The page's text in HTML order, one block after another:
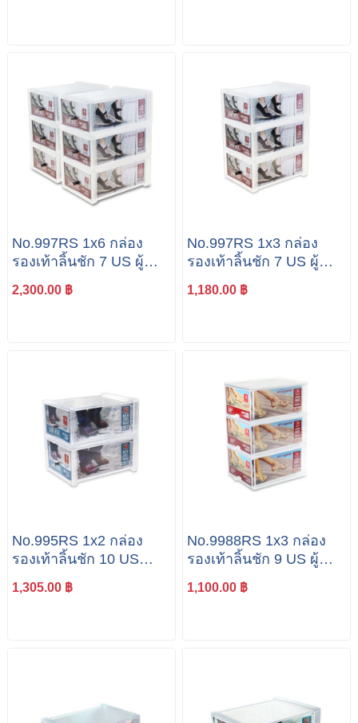
No.997RS 1x6 กล่อง
รองเท้าลิ้นชัก 7 US ผู้
หญิง แพค 6 ใบ
2,300.00 ฿
No.997RS 1x3 กล่อง
รองเท้าลิ้นชัก 7 US ผู้
หญิง แพค 3 ใบ
1,180.00 ฿
No.995RS 1x2 กล่อง
รองเท้าลิ้นชัก 10 US
ผู้ชาย แพค 2 ใบ
1,305.00 ฿
No.9988RS 1x3 กล่อง
รองเท้าลิ้นชัก 9 US ผู้
หญิง แพค 3 ใบ
1,100.00 ฿